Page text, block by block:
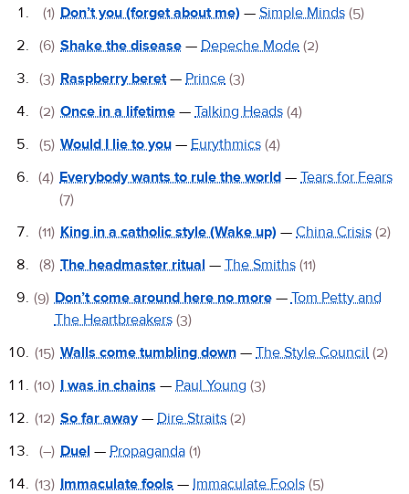
De
Verrukkelijke
15
(1) Don’t you (forget about me) — Simple Minds (5)
(6) Shake the disease — Depeche Mode (2)
(3) Raspberry beret— Prince (3)
(2) Once in a lifetime — Talking Heads (4)
(5) Would I lie to you — Eurythmics (4)
(4) Everybody wants to rule the world —Tears for Fears
(7)
(11) King in a catholic style (Wake up) — China Crisis (2)
(8) The headmaster ritual — The Smiths (11)
(9) Don’t come around here no more— Tom Petty and
The Heartbreakers (3)
(15) Walls come tumbling down — The Style Council (2)
(10) I was in chains — Paul Young (3)
(12) So far away— Dire Straits (2)
(–) Duel — Propaganda (1)
(13) Immaculate fools — Immaculate Fools (5)